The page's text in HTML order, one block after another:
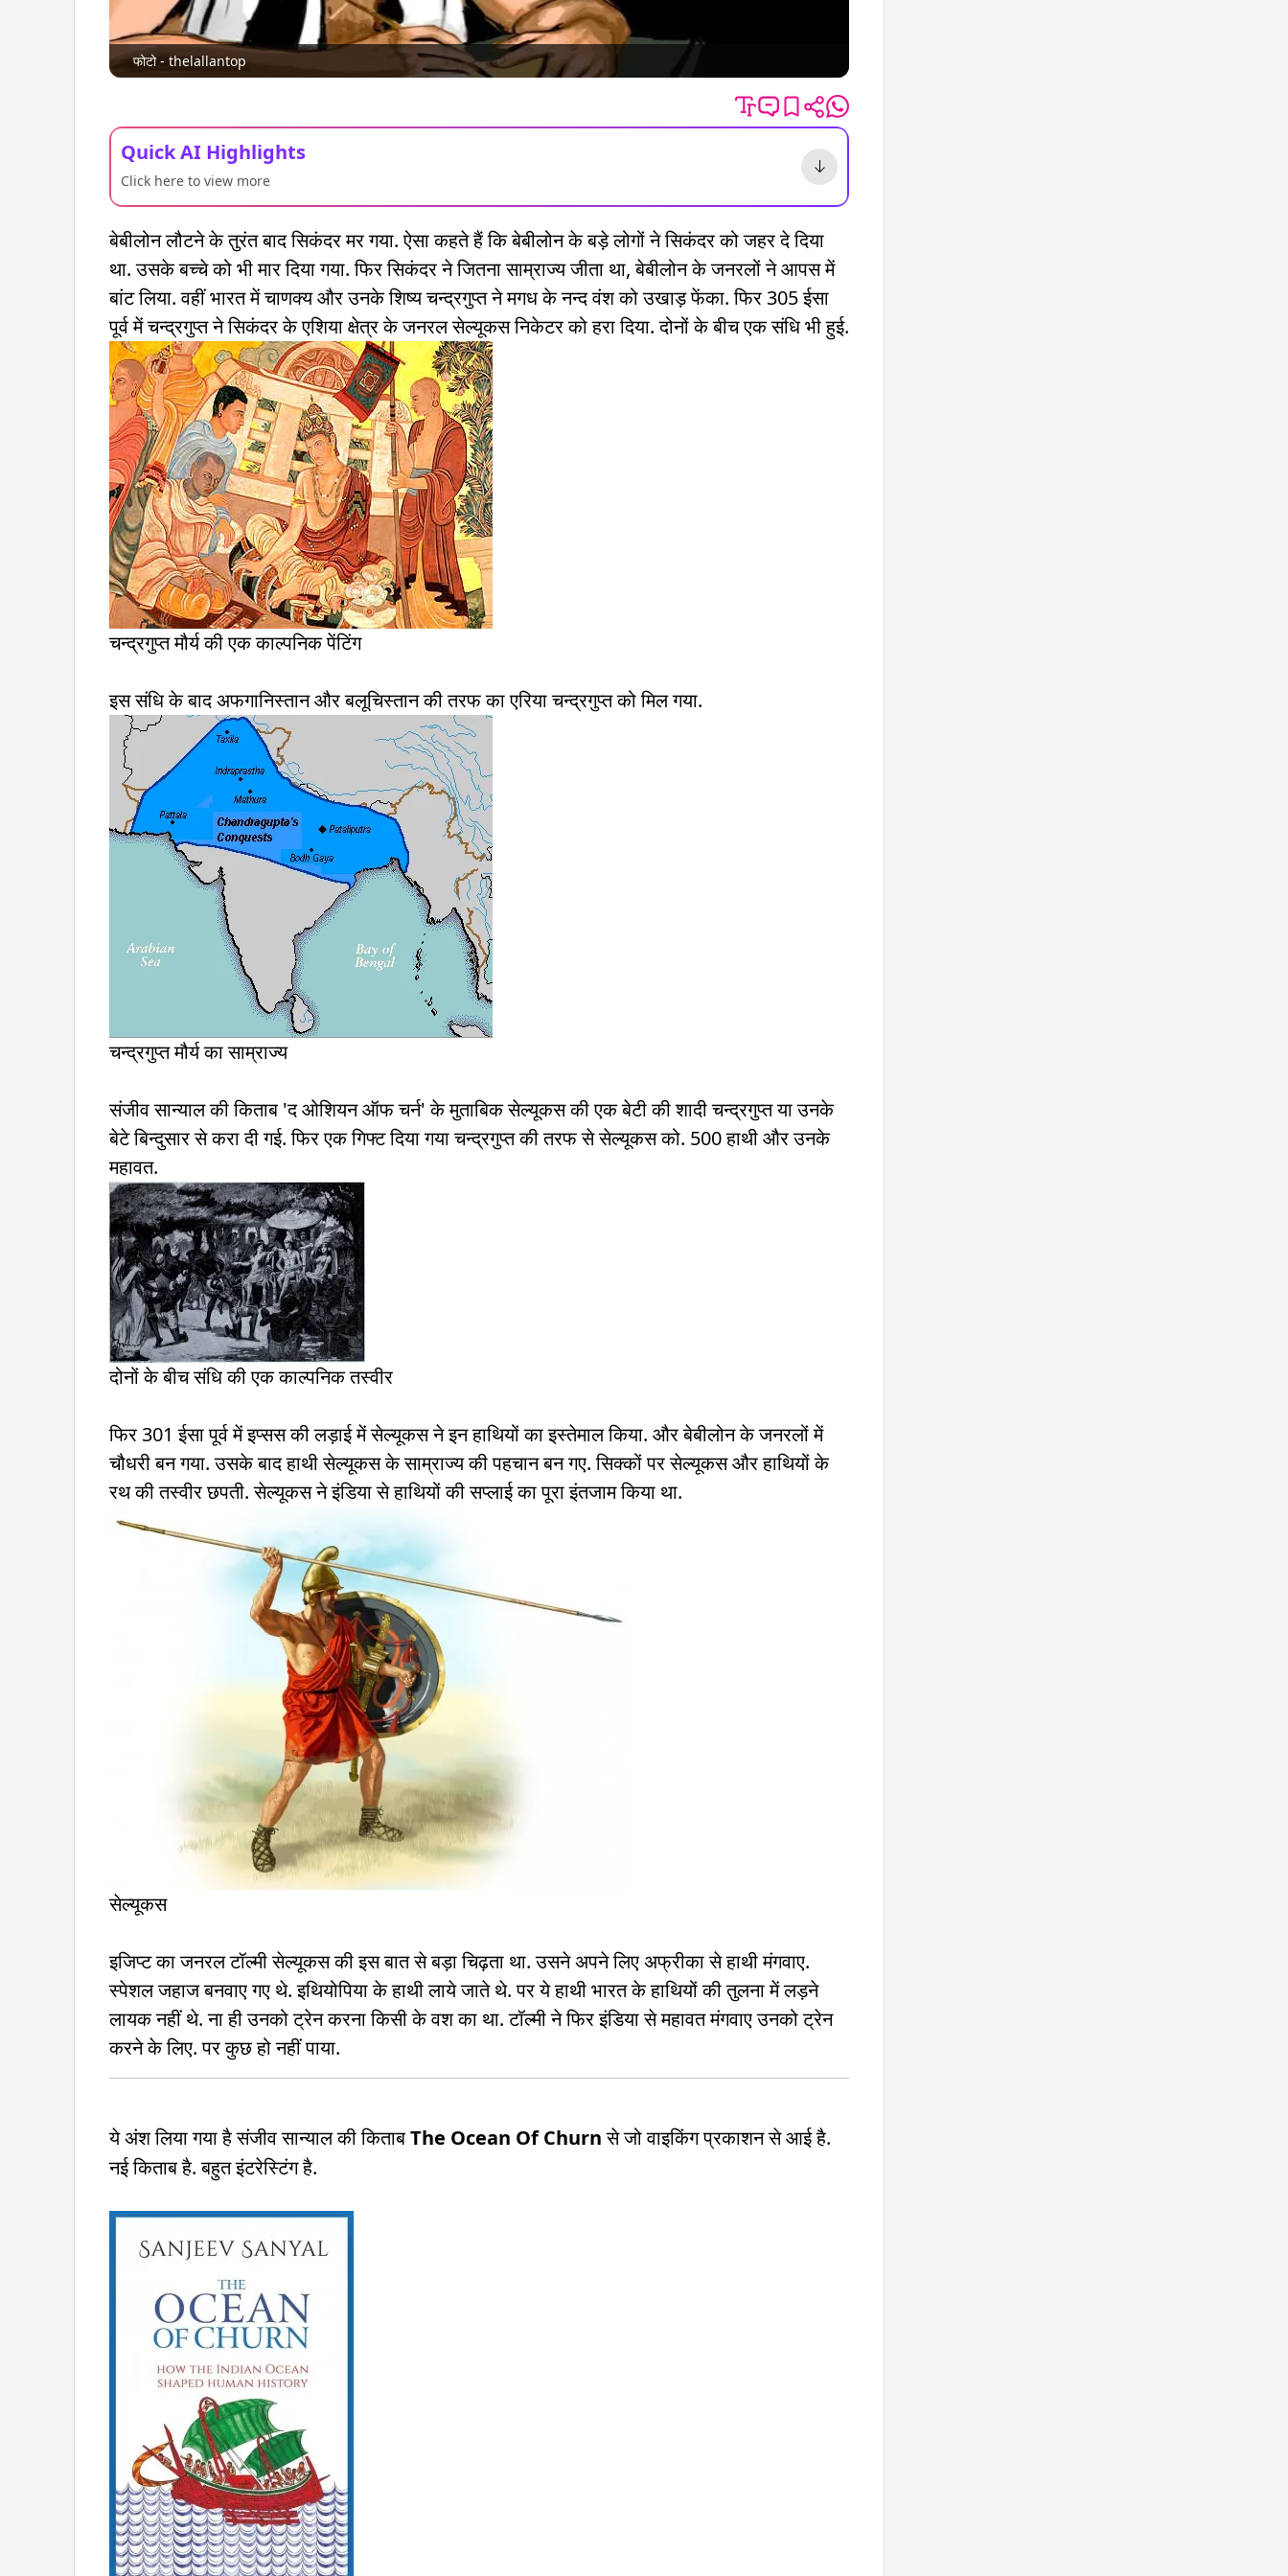
फोटो - thelallantop
Quick AI Highlights
Click here to view more
बेबीलोन लौटने के तुरंत बाद सिकंदर मर गया. ऐसा कहते हैं कि बेबीलोन के बड़े लोगों ने सिकंदर को जहर दे दिया
था. उसके बच्चे को भी मार दिया गया. फिर सिकंदर ने जितना साम्राज्य जीता था, बेबीलोन के जनरलों ने आपस में
बांट लिया. वहीं भारत में चाणक्य और उनके शिष्य चन्द्रगुप्त ने मगध के नन्द वंश को उखाड़ फेंका. फिर 305 ईसा
पूर्व में चन्द्रगुप्त ने सिकंदर के एशिया क्षेत्र के जनरल सेल्यूकस निकेटर को हरा दिया. दोनों के बीच एक संधि भी हुई.
चन्द्रगुप्त मौर्य की एक काल्पनिक पेंटिंग
इस संधि के बाद अफगानिस्तान और बलूचिस्तान की तरफ का एरिया चन्द्रगुप्त को मिल गया.
चन्द्रगुप्त मौर्य का साम्राज्य
संजीव सान्याल की किताब 'द ओशियन ऑफ चर्न' के मुताबिक सेल्यूकस की एक बेटी की शादी चन्द्रगुप्त या उनके
बेटे बिन्दुसार से करा दी गई. फिर एक गिफ्ट दिया गया चन्द्रगुप्त की तरफ से सेल्यूकस को. 500 हाथी और उनके
महावत.
दोनों के बीच संधि की एक काल्पनिक तस्वीर
फिर 301 ईसा पूर्व में इप्सस की लड़ाई में सेल्यूकस ने इन हाथियों का इस्तेमाल किया. और बेबीलोन के जनरलों में
चौधरी बन गया. उसके बाद हाथी सेल्यूकस के साम्राज्य की पहचान बन गए. सिक्कों पर सेल्यूकस और हाथियों के
रथ की तस्वीर छपती. सेल्यूकस ने इंडिया से हाथियों की सप्लाई का पूरा इंतजाम किया था.
सेल्यूकस
इजिप्ट का जनरल टॉल्मी सेल्यूकस की इस बात से बड़ा चिढ़ता था. उसने अपने लिए अफ्रीका से हाथी मंगवाए.
स्पेशल जहाज बनवाए गए थे. इथियोपिया के हाथी लाये जाते थे. पर ये हाथी भारत के हाथियों की तुलना में लड़ने
लायक नहीं थे. ना ही उनको ट्रेन करना किसी के वश का था. टॉल्मी ने फिर इंडिया से महावत मंगवाए उनको ट्रेन
करने के लिए. पर कुछ हो नहीं पाया.
ये अंश लिया गया है संजीव सान्याल की किताबThe Ocean Of Churnसे जो वाइकिंग प्रकाशन से आई है.
नई किताब है. बहुत इंटरेस्टिंग है.